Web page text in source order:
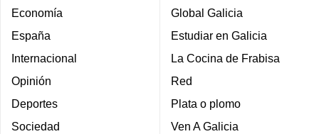
Economía
España
Internacional
Opinión
Deportes
Sociedad
Global Galicia
Estudiar en Galicia
La Cocina de Frabisa
Red
Plata o plomo
Ven A Galicia